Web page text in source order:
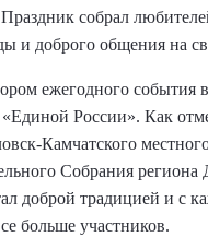
собрал
и доброго общения на
ежегодного события
России». Как
Камчатского
Собрания
доброй традицией и с
больше участников.